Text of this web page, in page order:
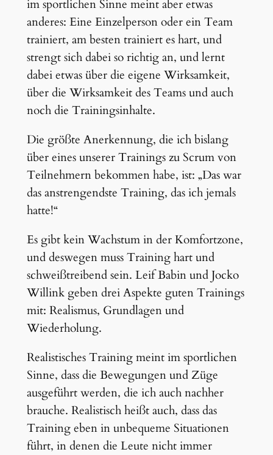
im sportlichen Sinne meint aber etwas
anderes: Eine Einzelperson oder ein Team
trainiert, am besten trainiert es hart, und
strengt sich dabei so richtig an, und lernt
dabei etwas über die eigene Wirksamkeit,
über die Wirksamkeit des Teams und auch
noch die Trainingsinhalte.
Die größte Anerkennung, die ich bislang
über eines unserer Trainings zu Scrum von
Teilnehmern bekommen habe, ist: „Das war
das anstrengendste Training, das ich jemals
hatte!“
Es gibt kein Wachstum in der Komfortzone,
und deswegen muss Training hart und
schweißtreibend sein. Leif Babin und Jocko
Willink geben drei Aspekte guten Trainings
mit: Realismus, Grundlagen und
Wiederholung.
Realistisches Training meint im sportlichen
Sinne, dass die Bewegungen und Züge
ausgeführt werden, die ich auch nachher
brauche. Realistisch heißt auch, dass das
Training eben in unbequeme Situationen
führt, in denen die Leute nicht immer